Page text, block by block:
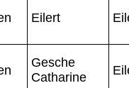
Eilert
Gesche
Catharine